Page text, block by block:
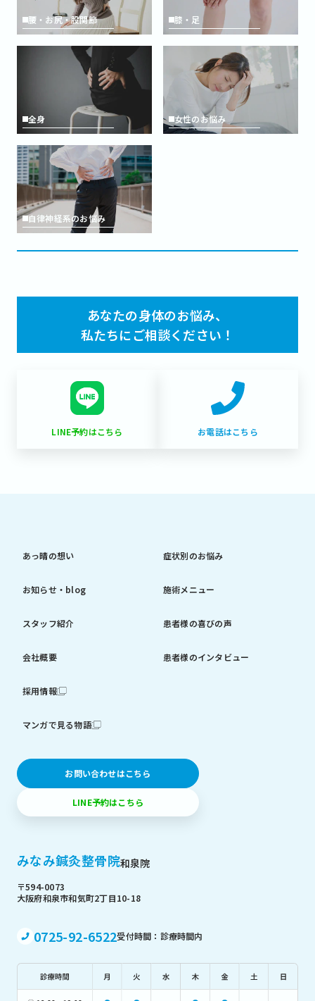
腰・お尻・股関節 膝・足
全身 女性のお悩み
自律神経系のお悩み
あなたの身体のお悩み、
私たちにご相談ください！
LINE予約はこちら お電話はこちら
みなみ鍼灸整骨院和泉院
〒594-0073
大阪府和泉市和気町2丁目10-18
0725-92-6522受付時間：診療時間内
あっ晴の想い
お知らせ・blog
スタッフ紹介
会社概要
症状別のお悩み
施術メニュー
患者様の喜びの声
患者様のインタビュー
採用情報
マンガで見る物語
お問い合わせはこちら
LINE予約はこちら